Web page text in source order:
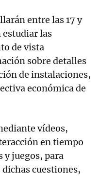
entre las 17 y
estudiar las
de vista
sobre detalles
de instalaciones,
económica de
vídeos,
en tiempo
y juegos, para
cuestiones,